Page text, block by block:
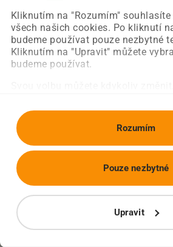
Kliknutím na "Rozumím"
všech našich cookies. Po kliknutí
budeme používat pouze nezbytné
Kliknutím na "Upravit" můžete
budeme používat.
Rozumím
Upravit
Pouze nezbytné
Obnovit stránku